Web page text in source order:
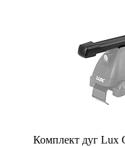
Комплект дуг Lux